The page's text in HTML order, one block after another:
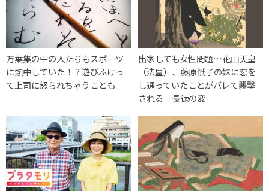
万葉集の中の人たちもスポーツ
に熱中していた！？遊びふけっ
て上司に怒られちゃうことも
出家しても女性問題…花山天皇
（法皇）、藤原忯子の妹に恋を
し通っていたことがバレて襲撃
される「長徳の変」